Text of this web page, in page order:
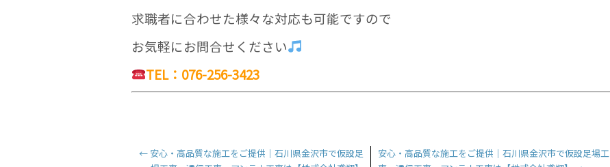
求職者に合わせた様々な対応も可能ですので
お気軽にお問合せください
TEL：076-256-3423
← 安心・高品質な施工をご提供｜石川県金沢市で仮設足
安心・高品質な施工をご提供｜石川県金沢市で仮設足場工